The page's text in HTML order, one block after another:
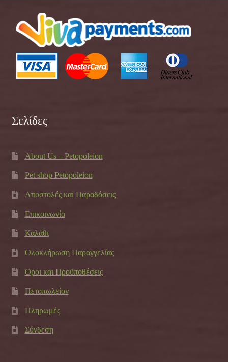
Σελίδες
About Us – Petopoleion
Pet shop Petopoleion
Αποστολές και Παραδόσεις
Επικοινωνία
Καλάθι
Ολοκλήρωση Παραγγελίας
Όροι και Προϋποθέσεις
Πετοπωλείον
Πληρωμές
Σύνδεση